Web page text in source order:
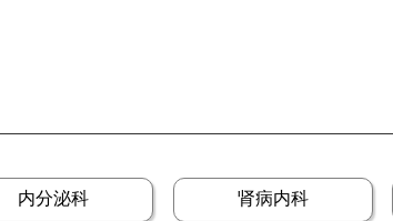
内分泌科 肾病内科